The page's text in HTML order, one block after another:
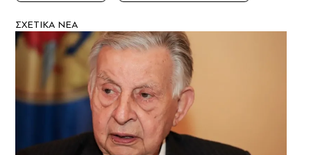
ΣXETIKA NEA